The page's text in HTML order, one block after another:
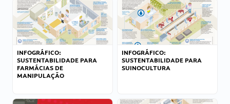
INFOGRÁFICO:
SUSTENTABILIDADE PARA
FARMÁCIAS DE
MANIPULAÇÃO
INFOGRÁFICO:
SUSTENTABILIDADE PARA
SUINOCULTURA